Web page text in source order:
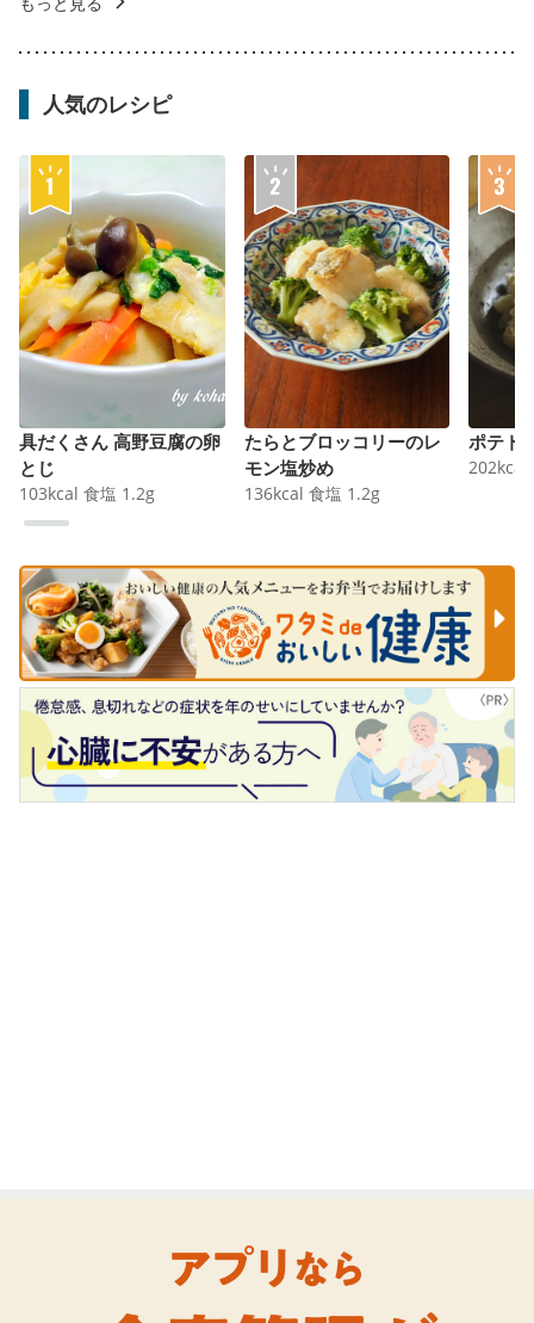
人気のレシピ
具だくさん 高野豆腐の卵
とじ
103kcal 食塩 1.2g
たらとブロッコリーのレ
モン塩炒め
136kcal 食塩 1.2g
ポテト
202kcal